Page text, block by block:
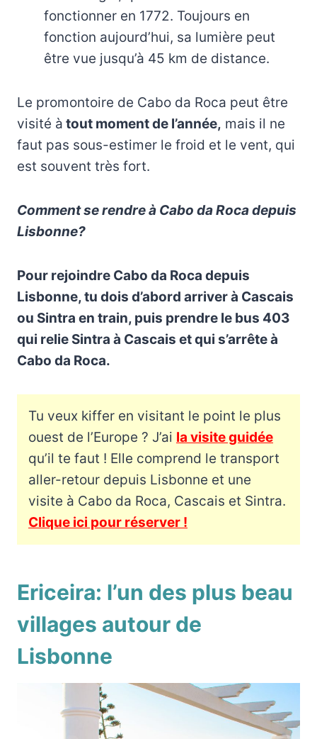
fonctionner en 1772. Toujours en
fonction aujourd’hui, sa lumière peut
être vue jusqu’à 45 km de distance.
Le promontoire de Cabo da Roca peut être
visité à tout moment de l’année, mais il ne
faut pas sous-estimer le froid et le vent, qui
est souvent très fort.
Comment se rendre à Cabo da Roca depuis
Lisbonne?
Pour rejoindre Cabo da Roca depuis
Lisbonne, tu dois d’abord arriver à Cascais
ou Sintra en train, puis prendre le bus 403
qui relie Sintra à Cascais et qui s’arrête à
Cabo da Roca.
Tu veux kiffer en visitant le point le plus
ouest de l’Europe ? J’ai la visite guidée
qu’il te faut ! Elle comprend le transport
aller-retour depuis Lisbonne et une
visite à Cabo da Roca, Cascais et Sintra.
Clique ici pour réserver !
Ericeira: l’un des plus beau
villages autour de
Lisbonne